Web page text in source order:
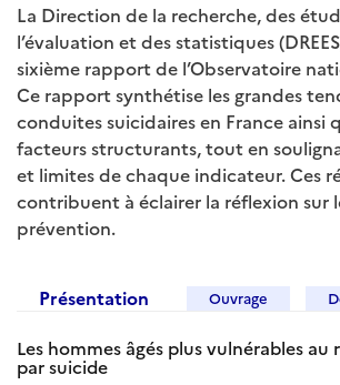
La Direction de la recherche, des
l’évaluation et des statistiques
sixième rapport de l’Observatoire
Ce rapport synthétise les grandes
conduites suicidaires en France ainsi
facteurs structurants, tout en
et limites de chaque indicateur. Ces
contribuent à éclairer la réflexion sur
prévention.
Présentation Ouvrage
Les hommes âgés plus vulnérables au
par suicide